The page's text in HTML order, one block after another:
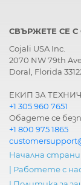
СВЪРЖЕТЕ СЕ С
Cojali USA Inc.
2070 NW 79th
Doral, Florida
ЕКИП ЗА
+1 305 960 7651
Обадете се
+1 800 975 1865
Начална
| Работете с